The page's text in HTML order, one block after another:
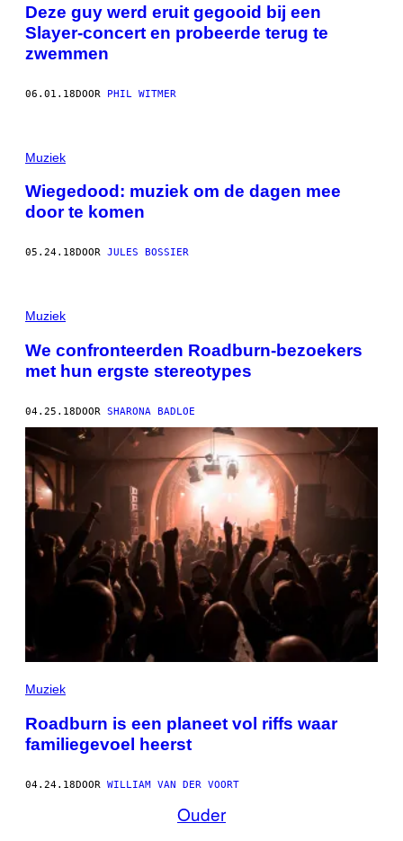
Deze guy werd eruit gegooid bij een
Slayer-concert en probeerde terug te
zwemmen
06.01.18DOOR PHIL WITMER
Muziek
Wiegedood: muziek om de dagen mee
door te komen
05.24.18DOOR JULES BOSSIER
Muziek
We confronteerden Roadburn-bezoekers
met hun ergste stereotypes
04.25.18DOOR SHARONA BADLOE
Muziek
Roadburn is een planeet vol riffs waar
familiegevoel heerst
04.24.18DOOR WILLIAM VAN DER VOORT
Ouder